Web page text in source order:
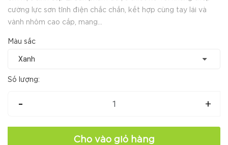
cường lực sơn tĩnh điện chắc chắn, kết hợp cùng tay lái và
vành nhôm cao cấp, mang...
Màu sắc
Số lượng:
- +
Cho vào giỏ hàng